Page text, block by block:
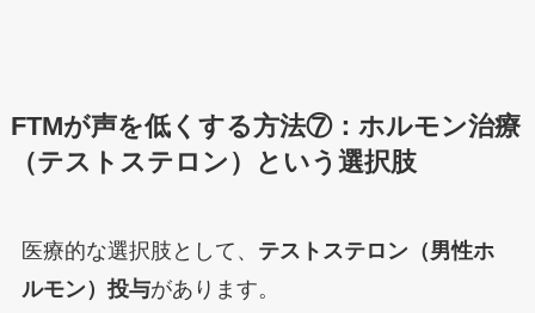
FTMが声を低くする方法⑦：ホルモン治療
（テストステロン）という選択肢
医療的な選択肢として、 テストステロン（男性ホ
ルモン）投与があります。